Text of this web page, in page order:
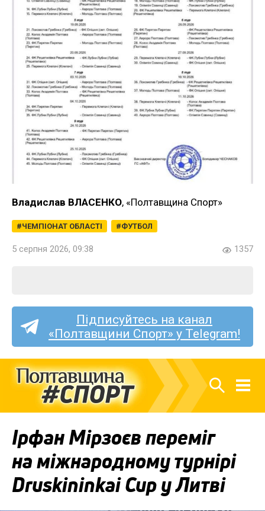
Владислав ВЛАСЕНКО, «Полтавщина Спорт»
ЧЕМПІОНАТ ОБЛАСТІ ФУТБОЛ
5 серпня 2026, 09:38 1357
Підписуйтесь на канал
«Полтавщини Спорт» у Telegram!
Ірфан Мірзоєв переміг
на міжнародному турнірі
Druskininkai Cup у Литві